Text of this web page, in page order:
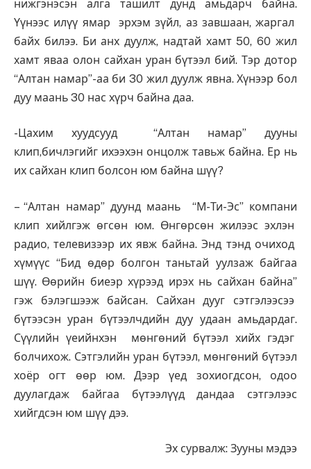
нижгэнэсэн алга ташилт дунд амьдарч байна.
Үүнээс илүү ямар эрхэм зүйл, аз завшаан, жаргал
байх билээ. Би анх дуулж, надтай хамт 50, 60 жил
хамт яваа олон сайхан уран бүтээл бий. Тэр дотор
“Алтан намар”-аа би 30 жил дуулж явна. Хүнээр бол
дуу маань 30 нас хүрч байна даа.
-Цахим хуудсууд “Алтан намар” дууны
клип,бичлэгийг ихээхэн онцолж тавьж байна. Ер нь
их сайхан клип болсон юм байна шүү?
– “Алтан намар” дуунд маань “М-Ти-Эс” компани
клип хийлгэж өгсөн юм. Өнгөрсөн жилээс эхлэн
радио, телевизээр их явж байна. Энд тэнд очиход
хүмүүс “Бид өдөр болгон таньтай уулзаж байгаа
шүү. Өөрийн биеэр хүрээд ирэх нь сайхан байна”
гэж бэлэгшээж байсан. Сайхан дууг сэтгэлээсээ
бүтээсэн уран бүтээлчдийн дуу удаан амьдардаг.
Сүүлийн үеийнхэн мөнгөний бүтээл хийх гэдэг
болчихож. Сэтгэлийн уран бүтээл, мөнгөний бүтээл
хоёр огт өөр юм. Дээр үед зохиогдсон, одоо
дуулагдаж байгаа бүтээлүүд дандаа сэтгэлээс
хийгдсэн юм шүү дээ.
Эх сурвалж: Зууны мэдээ